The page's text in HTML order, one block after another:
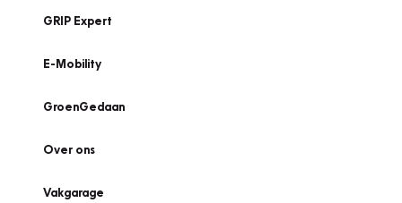
GRIP Expert
E-Mobility
GroenGedaan
Over ons
Vakgarage